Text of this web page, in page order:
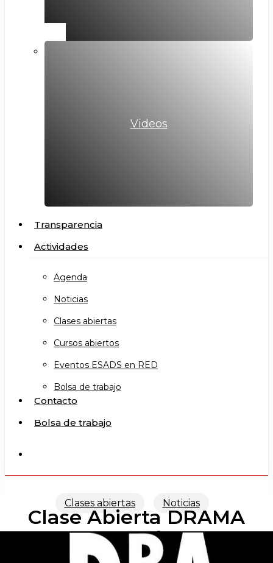
Videos
Transparencia
Actividades
Agenda
Noticias
Clases abiertas
Cursos abiertos
Eventos ESADS en RED
Bolsa de trabajo
Contacto
Bolsa de trabajo
Clases abiertas Noticias
Clase Abierta DRAMA
CONTEMPORÁNEO (GC)